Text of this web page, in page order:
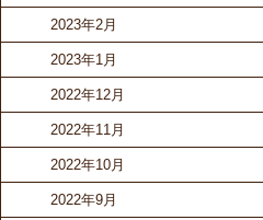
2023年2月
2023年1月
2022年12月
2022年11月
2022年10月
2022年9月